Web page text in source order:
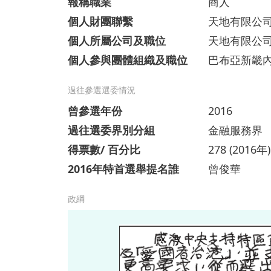
個人財團聯繫
天地有限公
個人所屬公司及職位
天地有限公
個人參與團體組織及職位
巴布亞新畿
過往參選選委情況
曾參選年份
2016
過往選委界別分組
金融服務界
得票數/ 百分比
278 (2016年)
2016年特首選舉提名誰
曾俊華
政綱